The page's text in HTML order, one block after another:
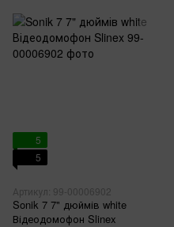
5
5
Артикул: 99-00006902
Sonik 7 7" дюймів white
Відеодомофон Slinex